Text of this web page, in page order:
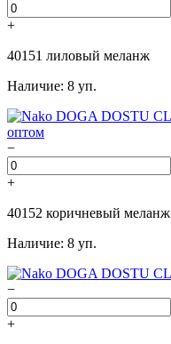
+
40151 лиловый меланж
Наличие: 8 уп.
−
+
40152 коричневый меланж
Наличие: 8 уп.
−
+